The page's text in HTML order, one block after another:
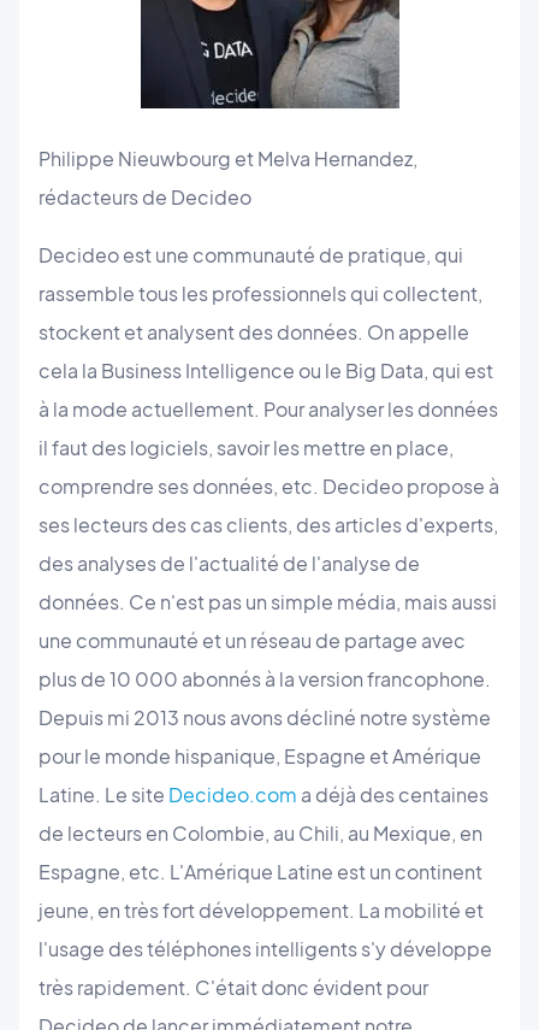
Philippe Nieuwbourg et Melva Hernandez,
rédacteurs de Decideo
Decideo est une communauté de pratique, qui
rassemble tous les professionnels qui collectent,
stockent et analysent des données. On appelle
cela la Business Intelligence ou le Big Data, qui est
à la mode actuellement. Pour analyser les données
il faut des logiciels, savoir les mettre en place,
comprendre ses données, etc. Decideo propose à
ses lecteurs des cas clients, des articles d'experts,
des analyses de l'actualité de l'analyse de
données. Ce n'est pas un simple média, mais aussi
une communauté et un réseau de partage avec
plus de 10 000 abonnés à la version francophone.
Depuis mi 2013 nous avons décliné notre système
pour le monde hispanique, Espagne et Amérique
Latine. Le site Decideo.com a déjà des centaines
de lecteurs en Colombie, au Chili, au Mexique, en
Espagne, etc. L'Amérique Latine est un continent
jeune, en très fort développement. La mobilité et
l'usage des téléphones intelligents s'y développe
très rapidement. C'était donc évident pour